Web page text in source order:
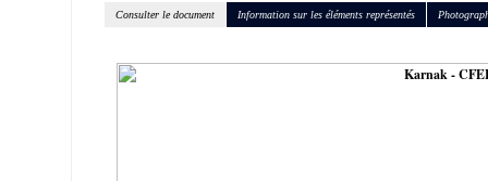
Consulter le document Information sur les éléments représentés